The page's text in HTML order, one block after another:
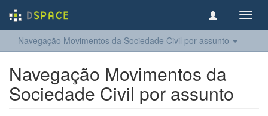
Navegação Movimentos da Sociedade Civil por assunto
Navegação Movimentos da
Sociedade Civil por assunto